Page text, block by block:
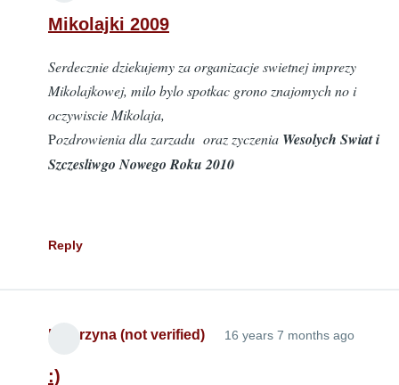
Mikolajki 2009
Serdecznie dziekujemy za organizacje swietnej imprezy
Mikolajkowej, milo bylo spotkac grono znajomych no i
oczywiscie Mikolaja,
Pozdrowienia dla zarzadu oraz zyczenia Wesolych Swiat i
Szczesliwgo Nowego Roku 2010
Reply
Katarzyna (not verified) 16 years 7 months ago
:)